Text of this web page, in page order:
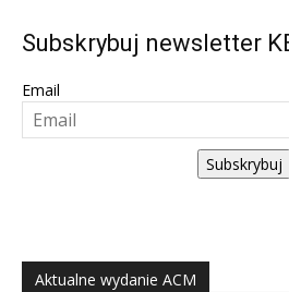
Subskrybuj newsletter
Email
Subskrybuj
Aktualne wydanie ACM